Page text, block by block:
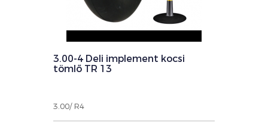
3.00-4 Deli implement kocsi
tömlő TR 13
3.00/ R4